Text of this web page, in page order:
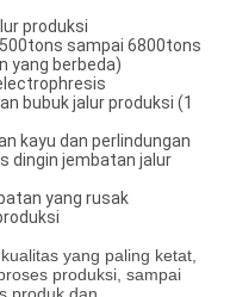
produksi
sampai 6800tons
yang berbeda)
bubuk jalur produksi (1
kayu dan perlindungan
dingin jembatan jalur
yang rusak
yang paling ketat,
produksi, sampai